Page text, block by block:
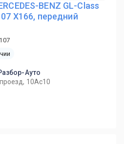
BENZ GL-Class
X166, передний
Ауто
10Ас10